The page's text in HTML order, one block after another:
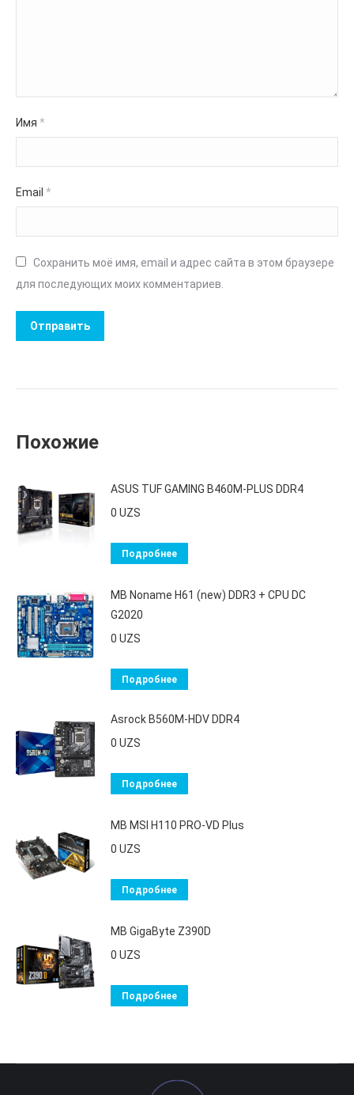
Имя *
Email *
Сохранить моё имя, email и адрес сайта в этом браузере
для последующих моих комментариев.
Похожие
ASUS TUF GAMING B460M-PLUS DDR4
0 UZS
Подробнее
MB Noname H61 (new) DDR3 + CPU DС
G2020
0 UZS
Подробнее
Asrock B560M-HDV DDR4
0 UZS
Подробнее
MB MSI H110 PRO-VD Plus
0 UZS
Подробнее
MB GigaByte Z390D
0 UZS
Подробнее